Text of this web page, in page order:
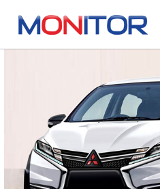
Tag: Mirage 2019